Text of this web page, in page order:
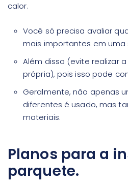
calor.
Você só precisa avaliar
mais importantes em
Além disso (evite realizar
própria), pois isso pode
Geralmente, não apenas
diferentes é usado, mas
materiais.
Planos para a
parquete.